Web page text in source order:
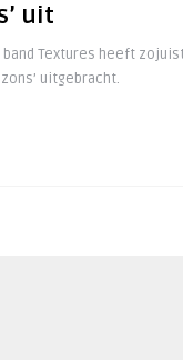
uit
Textures heeft
uitgebracht.